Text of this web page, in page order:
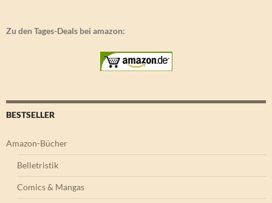
Zu den Tages-Deals bei amazon:
BESTSELLER
Amazon-Bücher
Belletristik
Comics & Mangas